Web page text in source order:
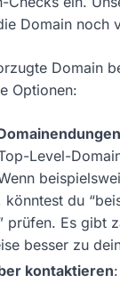
Domain noch
Domain
Optionen:
Level-
könntest du
prüfen. Es gibt
besser zu
kontaktieren